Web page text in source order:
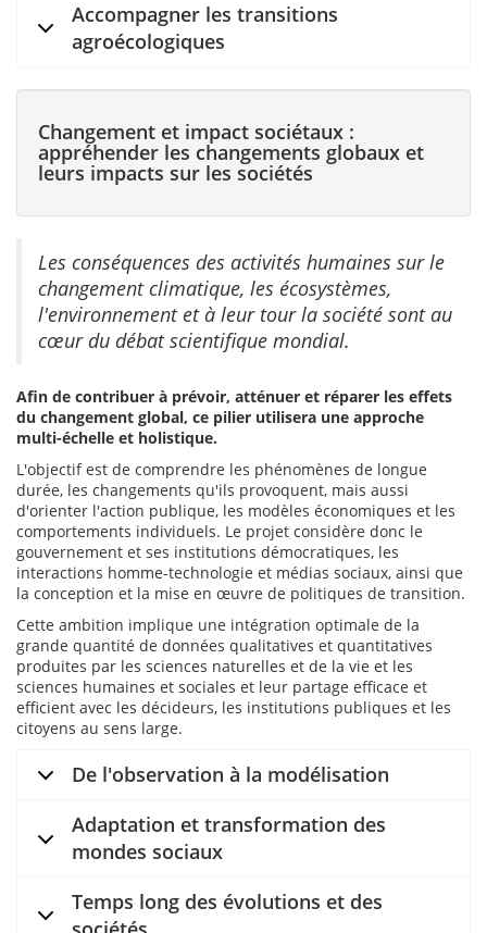
Accompagner les transitions
agroécologiques
Changement et impact sociétaux :
appréhender les changements globaux et
leurs impacts sur les sociétés
Les conséquences des activités humaines sur le
changement climatique, les écosystèmes,
l'environnement et à leur tour la société sont au
cœur du débat scientifique mondial.
Afin de contribuer à prévoir, atténuer et réparer les effets
du changement global, ce pilier utilisera une approche
multi-échelle et holistique.
L'objectif est de comprendre les phénomènes de longue
durée, les changements qu'ils provoquent, mais aussi
d'orienter l'action publique, les modèles économiques et les
comportements individuels. Le projet considère donc le
gouvernement et ses institutions démocratiques, les
interactions homme-technologie et médias sociaux, ainsi que
la conception et la mise en œuvre de politiques de transition.
Cette ambition implique une intégration optimale de la
grande quantité de données qualitatives et quantitatives
produites par les sciences naturelles et de la vie et les
sciences humaines et sociales et leur partage efficace et
efficient avec les décideurs, les institutions publiques et les
citoyens au sens large.
De l'observation à la modélisation
Adaptation et transformation des
mondes sociaux
Temps long des évolutions et des